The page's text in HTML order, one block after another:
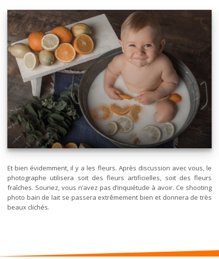
Et bien évidemment, il y a les fleurs. Après discussion avec vous, le
photographe utilisera soit des fleurs artificielles, soit des fleurs
fraîches. Souriez, vous n’avez pas d’inquiétude à avoir. Ce shooting
photo bain de lait se passera extrêmement bien et donnera de très
beaux clichés.